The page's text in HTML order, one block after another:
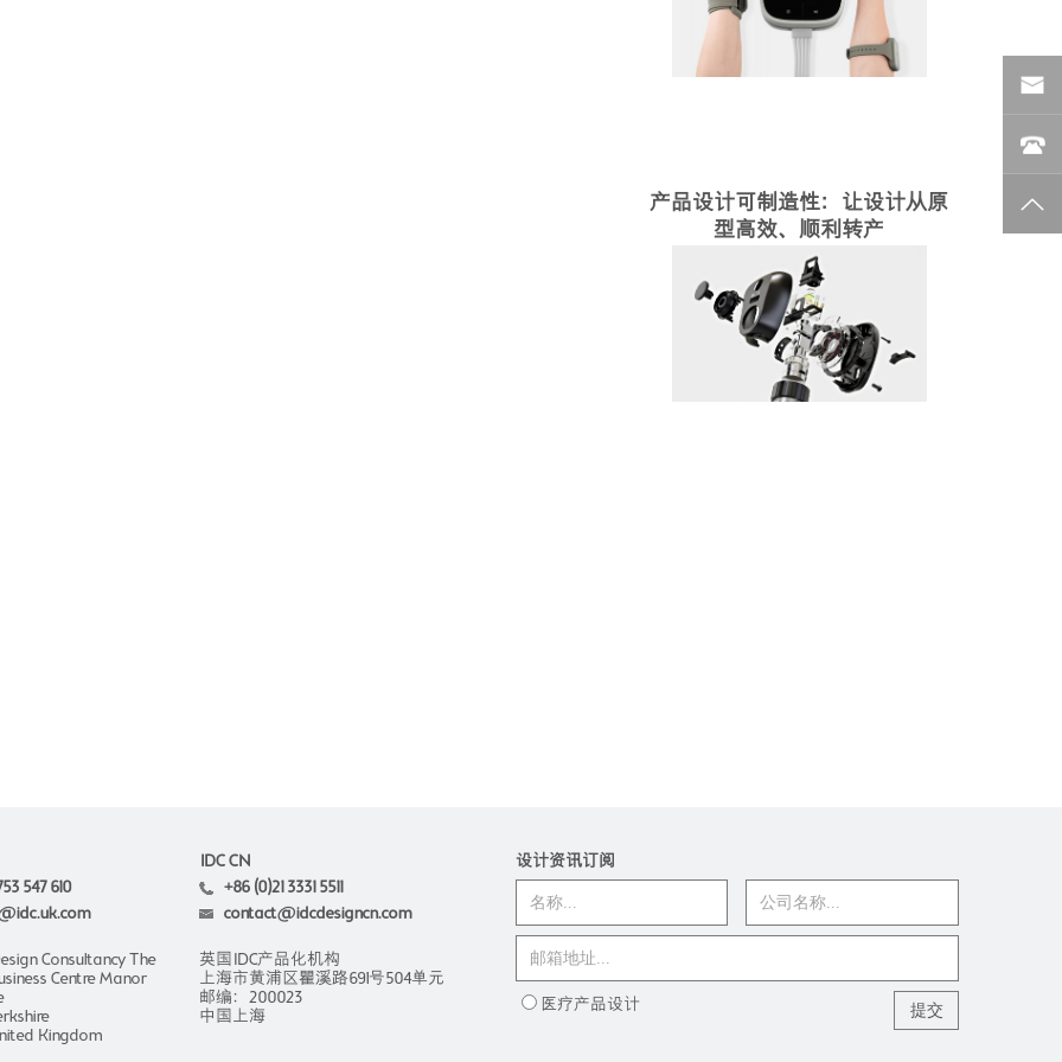
产品设计可制造性：让设计从原
型高效、顺利转产
547 610
Consultancy The
Centre Manor
Kingdom
IDC CN
+86 (0)21 3331 5511
contact@idcdesigncn.com
英国IDC产品化机构
上海市黄浦区瞿溪路691号504单元
邮编：200023
中国上海
设计资讯订阅
医疗产品设计